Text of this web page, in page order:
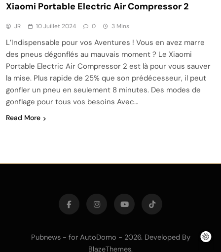
Xiaomi Portable Electric Air Compressor 2
JR 10 Juillet 2024 0 3 Mins
L’Indispensable pour vos Aventures ! Vous en avez marre
des pneus dégonflés au mauvais moment ? Le Xiaomi
Portable Electric Air Compressor 2 est là pour vous sauver
la mise. Plus rapide de 25% que son prédécesseur, il peut
gonfler un pneu en seulement 8 minutes. Des modes de
gonflage pour tous vos besoins Avec…
Read More
Pubnews - for AutoDomo - 2026. Developed By
BlazeThemes.